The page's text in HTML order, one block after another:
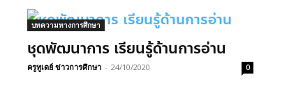
บทความทางการศึกษา
ชุดพัฒนาการ เรียนรู้ด้านการอ่าน
ครูทูเดย์ ข่าวการศึกษา - 24/10/2020 0